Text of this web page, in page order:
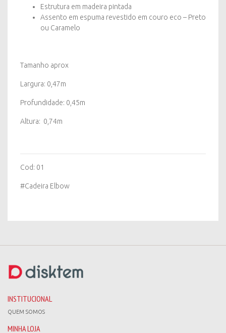
Estrutura em madeira pintada
Assento em espuma revestido em couro eco – Preto
ou Caramelo
Tamanho aprox
Largura: 0,47m
Profundidade: 0,45m
Altura: 0,74m
Cod: 01
#Cadeira Elbow
INSTITUCIONAL
QUEM SOMOS
MINHA LOJA